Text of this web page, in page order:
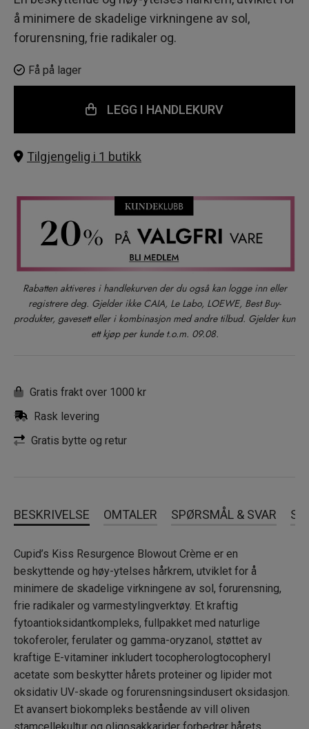
å minimere de skadelige virkningene av sol,
forurensning, frie radikaler og.
Få på lager
LEGG I HANDLEKURV
Tilgjengelig i 1 butikk
Rabatten aktiveres i handlekurven der du også kan logge inn eller
registrere deg. Gjelder ikke CAIA, Le Labo, LOEWE, Best Buy-
produkter, gavesett eller i kombinasjon med andre tilbud. Gjelder kun
ett kjøp per kunde t.o.m. 09.08.
Gratis frakt over 1000 kr
Rask levering
Gratis bytte og retur
BESKRIVELSE OMTALER SPØRSMÅL & SVAR
Cupid’s Kiss Resurgence Blowout Crème er en
beskyttende og høy-ytelses hårkrem, utviklet for å
minimere de skadelige virkningene av sol, forurensning,
frie radikaler og varmestylingverktøy. Et kraftig
fytoantioksidantkompleks, fullpakket med naturlige
tokoferoler, ferulater og gamma-oryzanol, støttet av
kraftige E-vitaminer inkludert tocopherologtocopheryl
acetate som beskytter hårets proteiner og lipider mot
oksidativ UV-skade og forurensningsindusert oksidasjon.
Et avansert biokompleks bestående av vill oliven